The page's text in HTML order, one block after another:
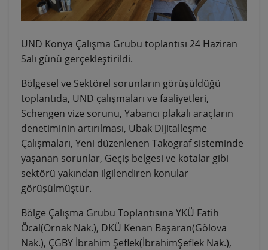
UND Konya Çalışma Grubu toplantısı 24 Haziran
Salı günü gerçekleştirildi.
Bölgesel ve Sektörel sorunların görüşüldüğü
toplantıda, UND çalışmaları ve faaliyetleri,
Schengen vize sorunu, Yabancı plakalı araçların
denetiminin artırılması, Ubak Dijitalleşme
Çalışmaları, Yeni düzenlenen Takograf sisteminde
yaşanan sorunlar, Geçiş belgesi ve kotalar gibi
sektörü yakından ilgilendiren konular
görüşülmüştür.
Bölge Çalışma Grubu Toplantısına YKÜ Fatih
Öcal(Ornak Nak.), DKÜ Kenan Başaran(Gölova
Nak.), ÇGBY İbrahim Şeflek(İbrahimŞeflek Nak.),